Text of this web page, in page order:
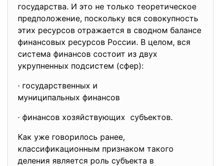
государства. И это не только теоретическое
предположение, поскольку вся совокупность
этих ресурсов отражается в сводном балансе
финансовых ресурсов России. В целом, вся
система финансов состоит из двух
укрупненных подсистем (сфер):
· государственных и
муниципальных финансов
· финансов хозяйствующих субъектов.
Как уже говорилось ранее,
классификационным признаком такого
деления является роль субъекта в